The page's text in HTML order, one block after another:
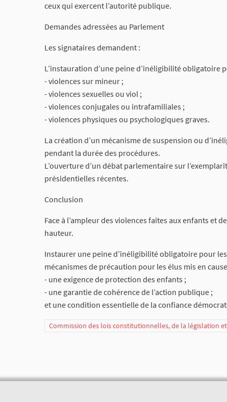
ceux qui exercent l’autorité publique.
Demandes adressées au Parlement
Les signataires demandent :
L’instauration d’une peine d’inéligibilité obligatoire
- violences sur mineur ;
- violences sexuelles ou viol ;
- violences conjugales ou intrafamiliales ;
- violences physiques ou psychologiques graves.
La création d’un mécanisme de suspension ou
pendant la durée des procédures.
L’ouverture d’un débat parlementaire sur
présidentielles récentes.
Conclusion
Face à l’ampleur des violences faites aux enfants et
hauteur.
Instaurer une peine d’inéligibilité obligatoire pour
mécanismes de précaution pour les élus mis en
- une exigence de protection des enfants ;
- une garantie de cohérence de l’action publique ;
et une condition essentielle de la confiance
Commission des lois constitutionnelles, de la législation